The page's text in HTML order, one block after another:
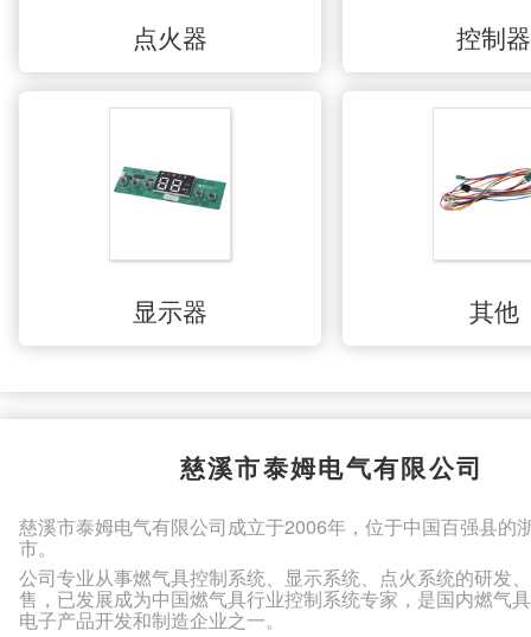
点火器 控制器
显示器 其他
慈溪市泰姆电气有限公司
慈溪市泰姆电气有限公司成立于2006年，位于中国百强县的
市。
公司专业从事燃气具控制系统、显示系统、点火系统的研发
售，已发展成为中国燃气具行业控制系统专家，是国内燃气
电子产品开发和制造企业之一。